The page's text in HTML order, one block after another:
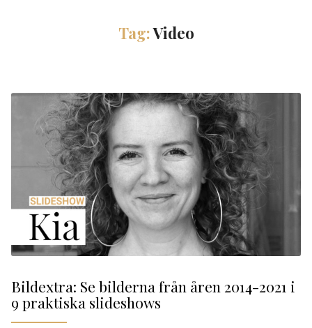
Tag:Video
Bildextra: Se bilderna från åren 2014-2021 i
9 praktiska slideshows